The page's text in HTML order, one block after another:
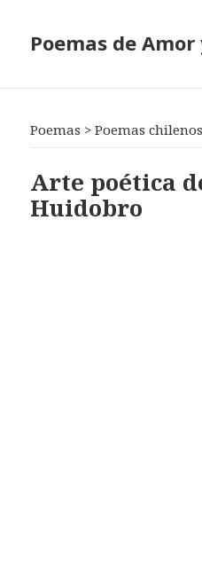
Poemas de
Poemas >Poemas chilenos
Arte poética
Huidobro